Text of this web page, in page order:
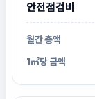
안전점검비